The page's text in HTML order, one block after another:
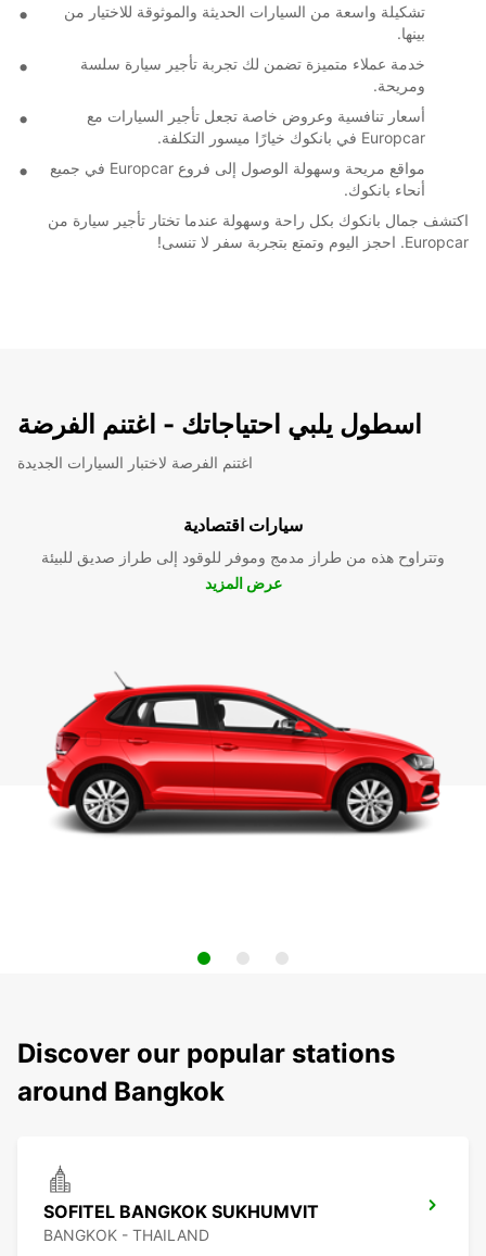
تشكيلة واسعة من السيارات الحديثة والموثوقة للاختيار من
بينها.
خدمة عملاء متميزة تضمن لك تجربة تأجير سيارة سلسة
ومريحة.
أسعار تنافسية وعروض خاصة تجعل تأجير السيارات مع
Europcar في بانكوك خيارًا ميسور التكلفة.
مواقع مريحة وسهولة الوصول إلى فروع Europcar في جميع
أنحاء بانكوك.
اكتشف جمال بانكوك بكل راحة وسهولة عندما تختار تأجير سيارة من
Europcar. احجز اليوم وتمتع بتجربة سفر لا تنسى!
اسطول يلبي احتياجاتك - اغتنم الفرضة
اغتنم الفرصة لاختبار السيارات الجديدة
سيارات اقتصادية
وتتراوح هذه من طراز مدمج وموفر للوقود إلى طراز صديق للبيئة
عرض المزيد
Discover our popular stations
around Bangkok
SOFITEL BANGKOK SUKHUMVIT
BANGKOK - THAILAND